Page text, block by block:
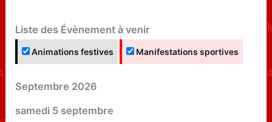
Liste des Évènement à venir
Animations festives Manifestations sportives
Septembre 2026
samedi 5 septembre